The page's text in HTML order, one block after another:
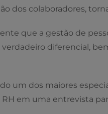
dos colaboradores,
que a gestão de
diferencial,
um dos maiores
em uma entrevista